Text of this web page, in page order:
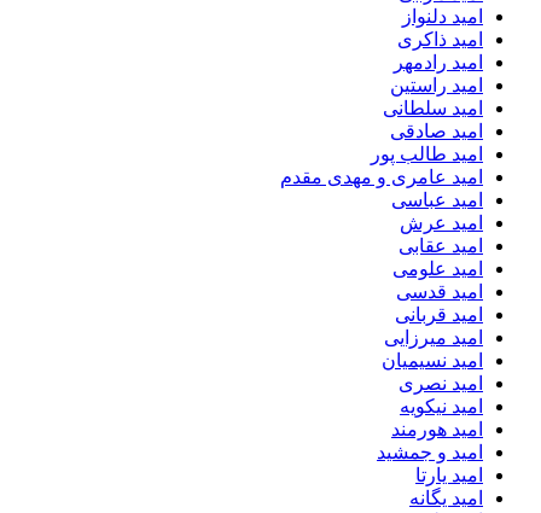
امید دلنواز
امید ذاکری
امید رادمهر
امید راستین
امید سلطانی
امید صادقی
امید طالب پور
امید عامری و مهدی مقدم
امید عباسی
امید عرش
امید عقابی
امید علومی
امید قدسی
امید قربانی
امید میرزایی
امید نسیمیان
امید نصری
امید نیکویه
امید هورمند
امید و جمشید
امید یارتا
امید یگانه